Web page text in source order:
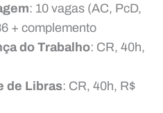
: 10 vagas (AC, PcD,
+ complemento
do Trabalho: CR, 40h,
de Libras: CR, 40h, R$